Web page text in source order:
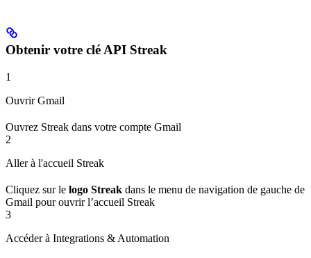
Obtenir votre clé API Streak
1
Ouvrir Gmail
Ouvrez Streak dans votre compte Gmail
2
Aller à l'accueil Streak
Cliquez sur le logo Streak dans le menu de navigation de gauche de
Gmail pour ouvrir l’accueil Streak
3
Accéder à Integrations & Automation